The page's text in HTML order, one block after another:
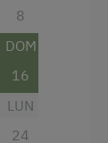
8
DOM
16
LUN
24